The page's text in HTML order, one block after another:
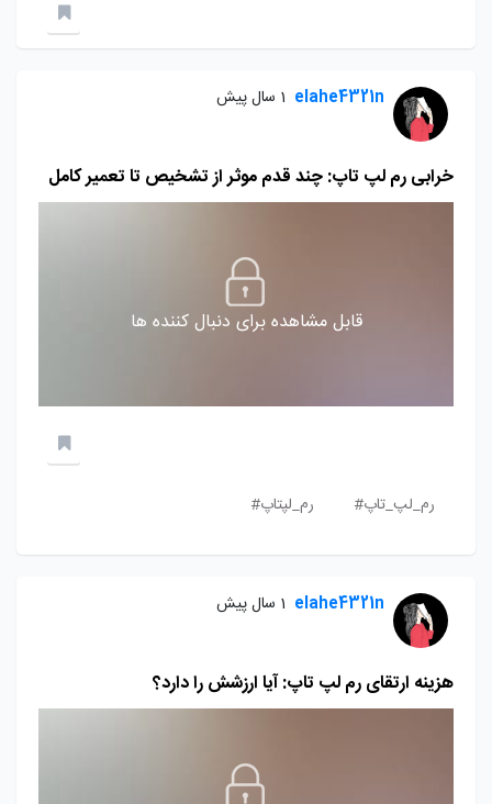
elahe4321n 1 سال پیش
خرابی رم لپ تاپ: چند قدم موثر از تشخیص تا تعمیر کامل
قابل مشاهده برای دنبال کننده ها
رم_لپ_تاپ# رم_لپتاپ#
elahe4321n 1 سال پیش
هزینه ارتقای رم لپ تاپ: آیا ارزشش را دارد؟